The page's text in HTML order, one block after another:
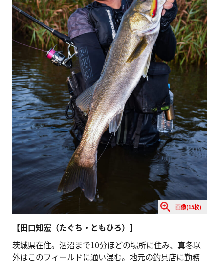
画像(15枚)
【田口知宏（たぐち・ともひろ）】
茨城県在住。涸沼まで10分ほどの場所に住み、真冬以
外はこのフィールドに通い混む。地元の釣具店に勤務